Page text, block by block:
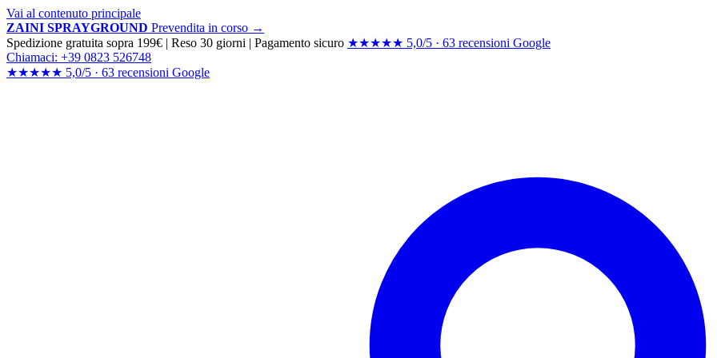
Vai al contenuto principale
ZAINI SPRAYGROUND Prevendita in corso →
Spedizione gratuita sopra 199€ | Reso 30 giorni | Pagamento sicuro ★★★★★ 5,0/5 · 63 recensioni Google
Chiamaci: +39 0823 526748
★★★★★ 5,0/5 · 63 recensioni Google